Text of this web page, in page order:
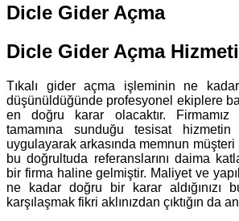
Dicle Gider Açma
Dicle Gider Açma Hizmeti
Tıkalı gider açma işleminin ne
düşünüldüğünde profesyonel ekiplere
en doğru karar olacaktır. Firmamız
tamamına sunduğu tesisat
uygulayarak arkasında memnun
bu doğrultuda referanslarını daima
bir firma haline gelmiştir. Maliyet ve
ne kadar doğru bir karar aldığınızı
karşılaşmak fikri aklınızdan çıktığın da